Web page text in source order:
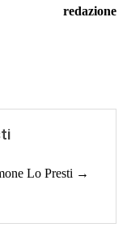
redazione
Lo Presti →